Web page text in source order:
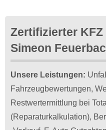
Zertifizierter
Simeon
Unsere Leistungen:
Fahrzeugbewertungen,
Restwertermittlung bei
(Reparaturkalkulation),